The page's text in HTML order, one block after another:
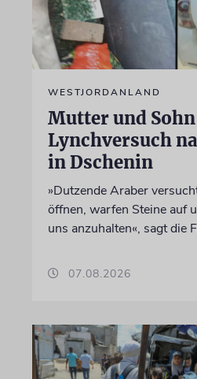
WESTJORDANLAND
Mutter und
Lynchversuch
in Dschenin
»Dutzende Araber
öffnen, warfen Steine auf
uns anzuhalten«, sagt die
07.08.2026